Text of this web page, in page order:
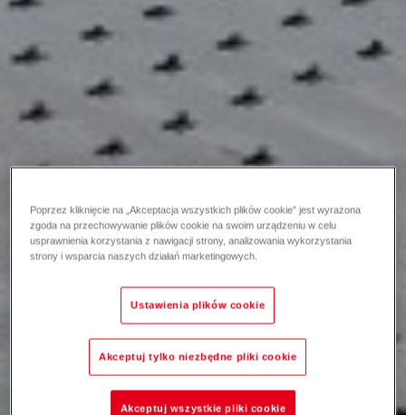
Poprzez kliknięcie na „Akceptacja wszystkich plików cookie” jest wyrażona
zgoda na przechowywanie plików cookie na swoim urządzeniu w celu
usprawnienia korzystania z nawigacji strony, analizowania wykorzystania
strony i wsparcia naszych działań marketingowych.
Ustawienia plików cookie
Akceptuj tylko niezbędne pliki cookie
Akceptuj wszystkie pliki cookie